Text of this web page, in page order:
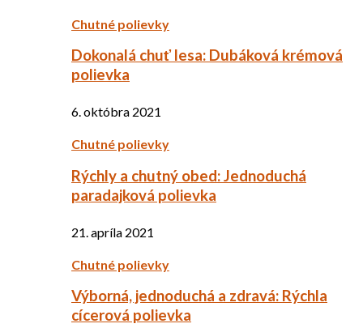
Chutné polievky
Dokonalá chuť lesa: Dubáková krémová
polievka
6. októbra 2021
Chutné polievky
Rýchly a chutný obed: Jednoduchá
paradajková polievka
21. apríla 2021
Chutné polievky
Výborná, jednoduchá a zdravá: Rýchla
cícerová polievka